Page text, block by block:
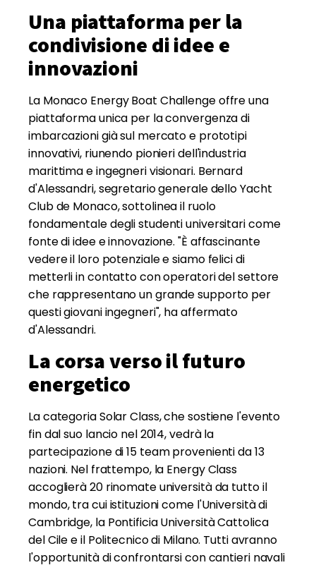
Una piattaforma per la
condivisione di idee e
innovazioni
La Monaco Energy Boat Challenge offre una
piattaforma unica per la convergenza di
imbarcazioni già sul mercato e prototipi
innovativi, riunendo pionieri dell'industria
marittima e ingegneri visionari. Bernard
d'Alessandri, segretario generale dello Yacht
Club de Monaco, sottolinea il ruolo
fondamentale degli studenti universitari come
fonte di idee e innovazione. "È affascinante
vedere il loro potenziale e siamo felici di
metterli in contatto con operatori del settore
che rappresentano un grande supporto per
questi giovani ingegneri", ha affermato
d'Alessandri.
La corsa verso il futuro
energetico
La categoria Solar Class, che sostiene l'evento
fin dal suo lancio nel 2014, vedrà la
partecipazione di 15 team provenienti da 13
nazioni. Nel frattempo, la Energy Class
accoglierà 20 rinomate università da tutto il
mondo, tra cui istituzioni come l'Università di
Cambridge, la Pontificia Università Cattolica
del Cile e il Politecnico di Milano. Tutti avranno
l'opportunità di confrontarsi con cantieri navali